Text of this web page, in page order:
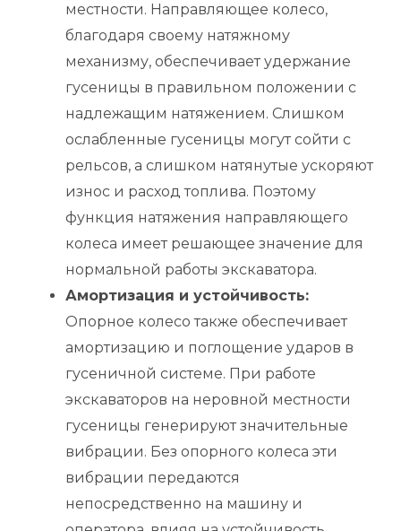
местности. Направляющее колесо,
благодаря своему натяжному
механизму, обеспечивает удержание
гусеницы в правильном положении с
надлежащим натяжением. Слишком
ослабленные гусеницы могут сойти с
рельсов, а слишком натянутые ускоряют
износ и расход топлива. Поэтому
функция натяжения направляющего
колеса имеет решающее значение для
нормальной работы экскаватора.
Амортизация и устойчивость:
Опорное колесо также обеспечивает
амортизацию и поглощение ударов в
гусеничной системе. При работе
экскаваторов на неровной местности
гусеницы генерируют значительные
вибрации. Без опорного колеса эти
вибрации передаются
непосредственно на машину и